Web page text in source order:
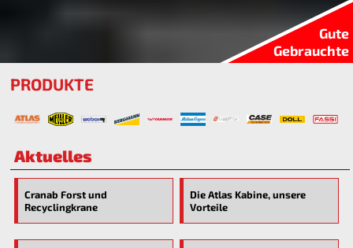
Gute
Gebrauchte
PRODUKTE
Aktuelles
Cranab Forst und
Recyclingkrane
Die Atlas Kabine, unsere
Vorteile